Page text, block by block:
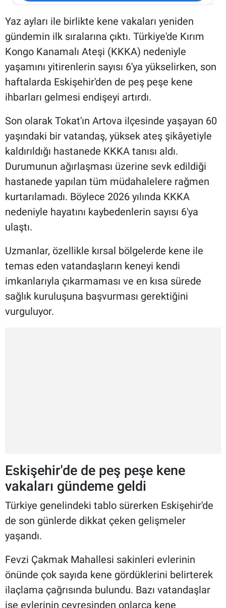
Yaz ayları ile birlikte kene vakaları yeniden
gündemin ilk sıralarına çıktı. Türkiye'de Kırım
Kongo Kanamalı Ateşi (KKKA) nedeniyle
yaşamını yitirenlerin sayısı 6'ya yükselirken, son
haftalarda Eskişehir'den de peş peşe kene
ihbarları gelmesi endişeyi artırdı.
Son olarak Tokat'ın Artova ilçesinde yaşayan 60
yaşındaki bir vatandaş, yüksek ateş şikâyetiyle
kaldırıldığı hastanede KKKA tanısı aldı.
Durumunun ağırlaşması üzerine sevk edildiği
hastanede yapılan tüm müdahalelere rağmen
kurtarılamadı. Böylece 2026 yılında KKKA
nedeniyle hayatını kaybedenlerin sayısı 6'ya
ulaştı.
Uzmanlar, özellikle kırsal bölgelerde kene ile
temas eden vatandaşların keneyi kendi
imkanlarıyla çıkarmaması ve en kısa sürede
sağlık kuruluşuna başvurması gerektiğini
vurguluyor.
Eskişehir'de de peş peşe kene
vakaları gündeme geldi
Türkiye genelindeki tablo sürerken Eskişehir'de
de son günlerde dikkat çeken gelişmeler
yaşandı.
Fevzi Çakmak Mahallesi sakinleri evlerinin
önünde çok sayıda kene gördüklerini belirterek
ilaçlama çağrısında bulundu. Bazı vatandaşlar
ise evlerinin çevresinden onlarca kene